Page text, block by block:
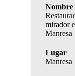
Nombre
mirador
Manresa
Lugar
Manresa